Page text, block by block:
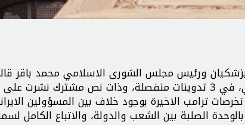
ورئيس مجلس الشورى الاسلامي محمد باقر
السلطة القضائية حجة الاسلام غلام حسين محسني اجئي، في 3 تدوينات منفصلة، وذات نص
ترامب الاخيرة بوجود خلاف بين المسؤولين
الصلبة بين الشعب والدولة، والاتباع الكامل